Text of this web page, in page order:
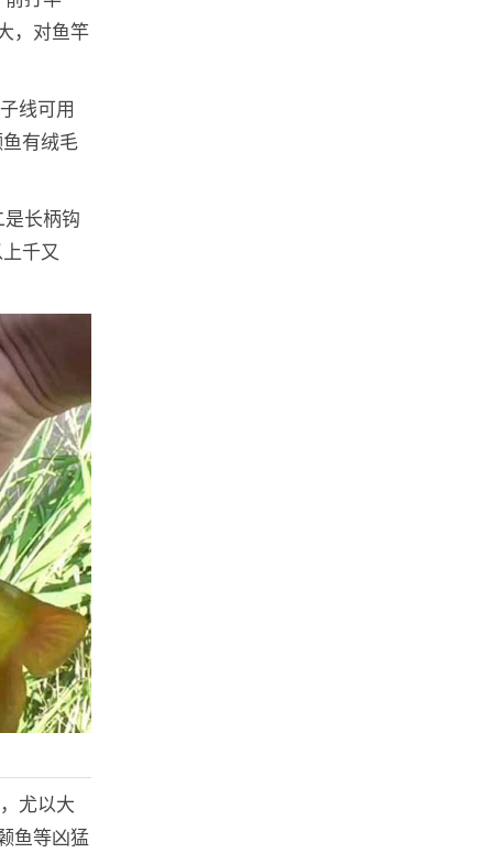
，对鱼竿
线可用
有绒毛
长柄钩
千又
尤以大
鱼等凶猛